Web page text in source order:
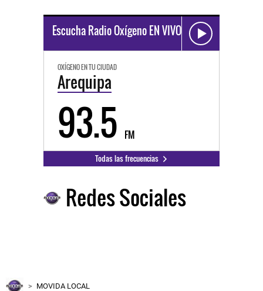
Escucha Radio Oxígeno EN VIVO
OXÍGENO EN TU CIUDAD
Arequipa
93.5 FM
Todas las frecuencias
Redes Sociales
MOVIDA LOCAL